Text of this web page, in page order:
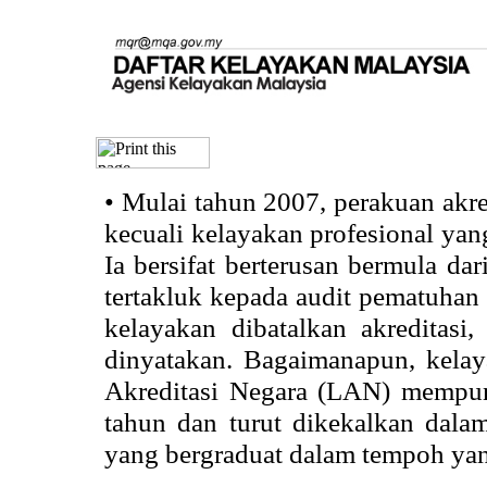
• Mulai tahun 2007, perakuan
kecuali kelayakan profesional
Ia bersifat berterusan bermula
tertakluk kepada audit
kelayakan dibatalkan
dinyatakan. Bagaimanapun,
Akreditasi Negara (LAN)
tahun dan turut dikekalkan
yang bergraduat dalam tempoh